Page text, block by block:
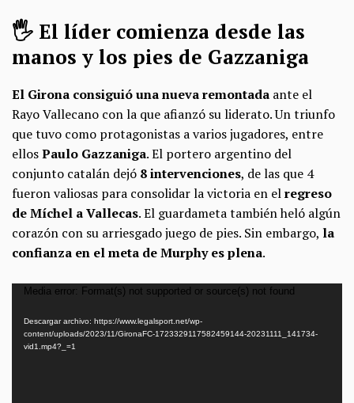
🖐️ El líder comienza desde las
manos y los pies de Gazzaniga
El Girona consiguió una nueva remontada ante el
Rayo Vallecano con la que afianzó su liderato. Un triunfo
que tuvo como protagonistas a varios jugadores, entre
ellosPaulo Gazzaniga. El portero argentino del
conjunto catalán dejó 8 intervenciones, de las que 4
fueron valiosas para consolidar la victoria en elregreso
de Míchel a Vallecas. El guardameta también heló algún
corazón con su arriesgado juego de pies. Sin embargo, la
confianza en el meta de Murphy es plena.
Reproductor
vídeo
Media error: Format(s) not supported or source(s) not found
Descargar archivo: https://www.legalsport.net/wp-
content/uploads/2023/11/GironaFC-1723329117582459144-20231111_141734-
vid1.mp4?_=1